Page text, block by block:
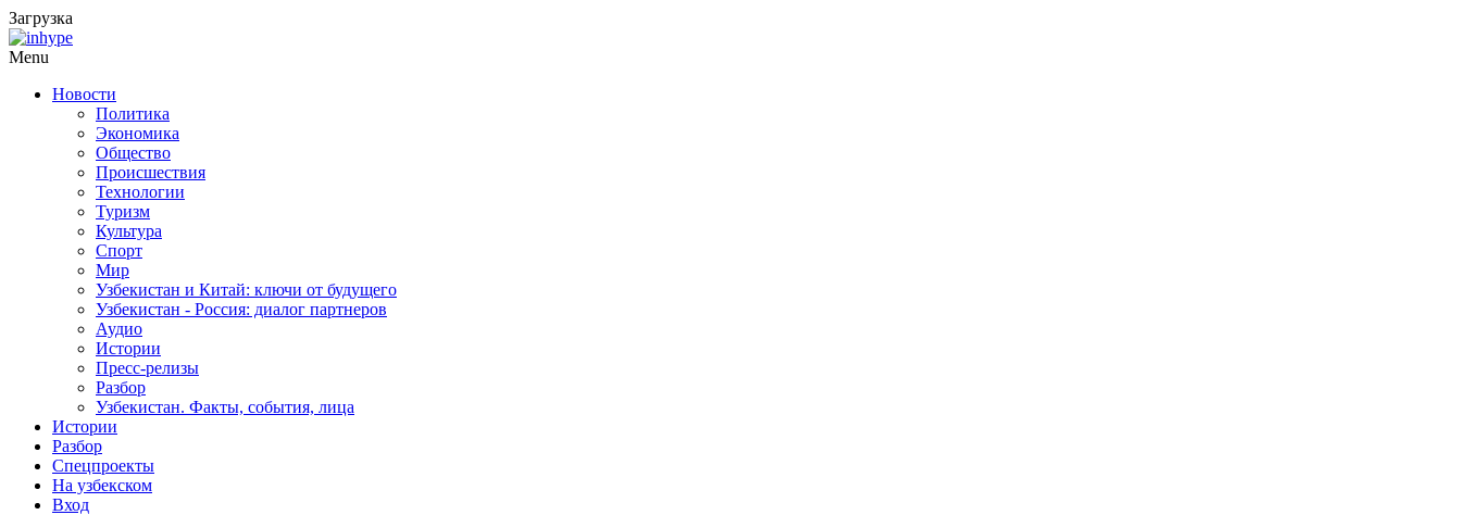
Загрузка
Menu
Новости
Политика
Экономика
Общество
Происшествия
Технологии
Туризм
Культура
Спорт
Мир
Узбекистан и Китай: ключи от будущего
Узбекистан - Россия: диалог партнеров
Аудио
Истории
Пресс-релизы
Разбор
Узбекистан. Факты, события, лица
Истории
Разбор
Спецпроекты
На узбекском
Вход